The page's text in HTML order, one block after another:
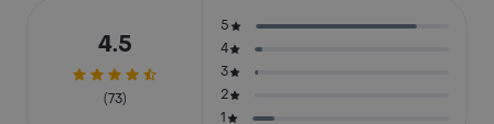
4.5
(73)
5
4
3
2
1